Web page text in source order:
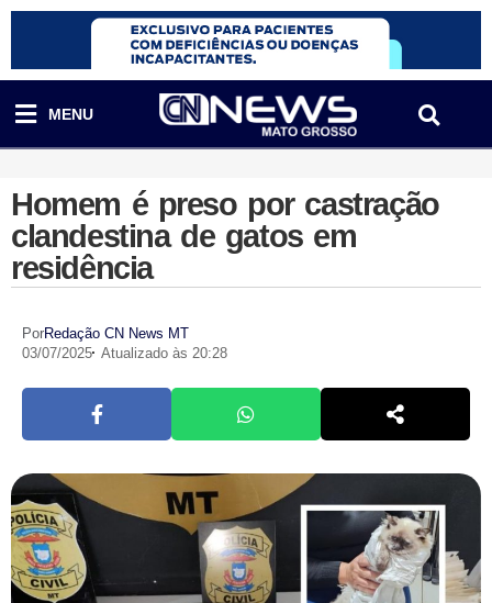
MENU
Homem é preso por castração
clandestina de gatos em
residência
PorRedação CN News MT
03/07/2025 Atualizado às 20:28